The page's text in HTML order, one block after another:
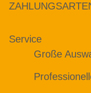
Service
Große